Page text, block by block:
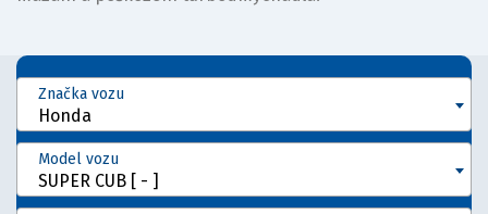
Honda
Značka vozu
SUPER CUB [ - ]
Model vozu